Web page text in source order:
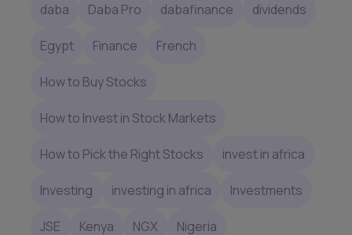
daba Daba Pro dabafinance dividends
Egypt Finance French
How to Buy Stocks
How to Invest in Stock Markets
How to Pick the Right Stocks invest in africa
Investing investing in africa Investments
JSE Kenya NGX Nigeria